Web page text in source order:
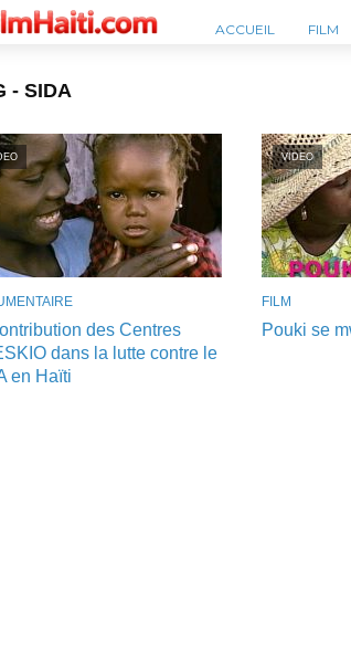
ACCUEIL FILM
- SIDA
des Centres
dans la lutte contre le
en Haïti
VIDEO
FILM
Pouki se